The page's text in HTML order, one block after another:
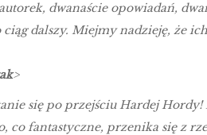
dwanaście opowiadań,
ciąg dalszy. Miejmy nadzieję, że
>
się po przejściu Hardej
co fantastyczne, przenika się z